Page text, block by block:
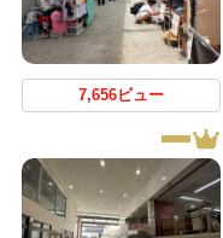
7,656ビュー